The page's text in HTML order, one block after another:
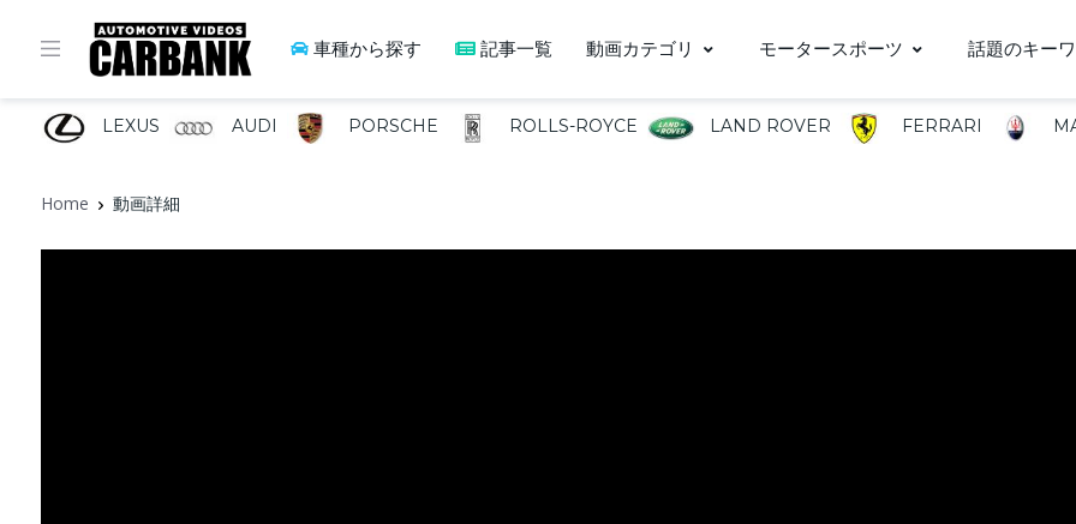
車種から探す 記事一覧 動画カテゴリ モータースポーツ 話題のキー
LEXUS AUDI PORSCHE ROLLS-ROYCE LAND ROVER FERRARI
Home 動画詳細